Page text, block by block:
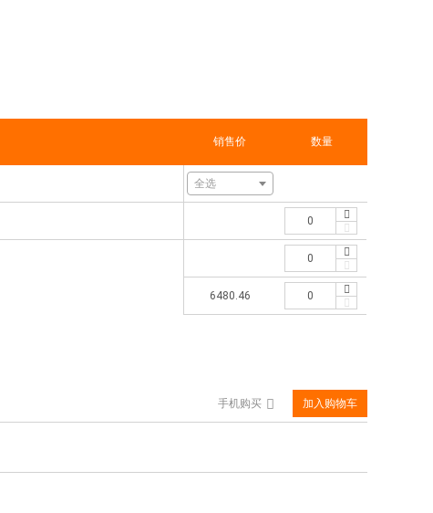
销售价 数量
全选
6480.46
手机购买 加入购物车